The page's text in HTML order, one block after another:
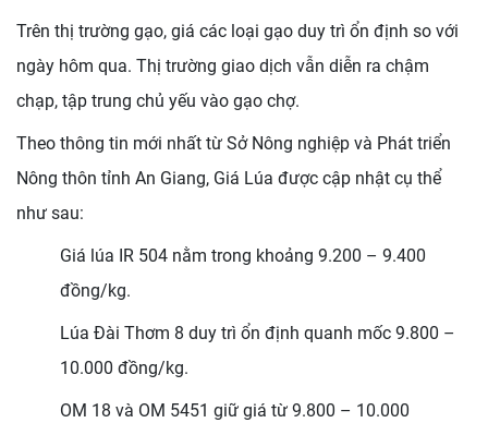
Trên thị trường gạo, giá các loại gạo duy trì ổn định so với
ngày hôm qua. Thị trường giao dịch vẫn diễn ra chậm
chạp, tập trung chủ yếu vào gạo chợ.
Theo thông tin mới nhất từ Sở Nông nghiệp và Phát triển
Nông thôn tỉnh An Giang, Giá Lúa được cập nhật cụ thể
như sau:
Giá lúa IR 504 nằm trong khoảng 9.200 – 9.400
đồng/kg.
Lúa Đài Thơm 8 duy trì ổn định quanh mốc 9.800 –
10.000 đồng/kg.
OM 18 và OM 5451 giữ giá từ 9.800 – 10.000